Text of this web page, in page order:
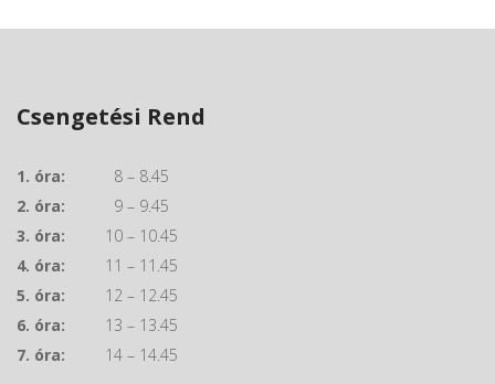
Csengetési Rend
1. óra: 8 – 8.45
2. óra: 9 – 9.45
3. óra: 10 – 10.45
4. óra: 11 – 11.45
5. óra: 12 – 12.45
6. óra: 13 – 13.45
7. óra: 14 – 14.45